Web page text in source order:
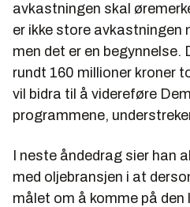
avkastningen skal
er ikke store avkastningen
men det er en
rundt 160 millioner kroner
vil bidra til å videreføre
programmene,
I neste åndedrag sier han
med oljebransjen i at
målet om å komme på